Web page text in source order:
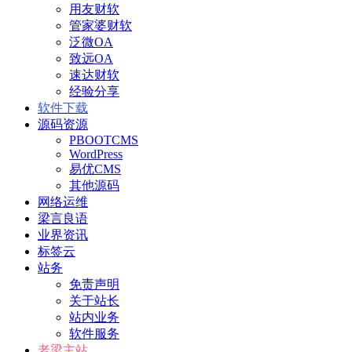
用友财软
管家婆财软
泛微OA
致远OA
速达财软
经验分享
软件下载
源码资源
PBOOTCMS
WordPress
易优CMS
其他源码
网络运维
梁言良语
业界资讯
标签云
站务
免责声明
关于站长
站内业务
软件服务